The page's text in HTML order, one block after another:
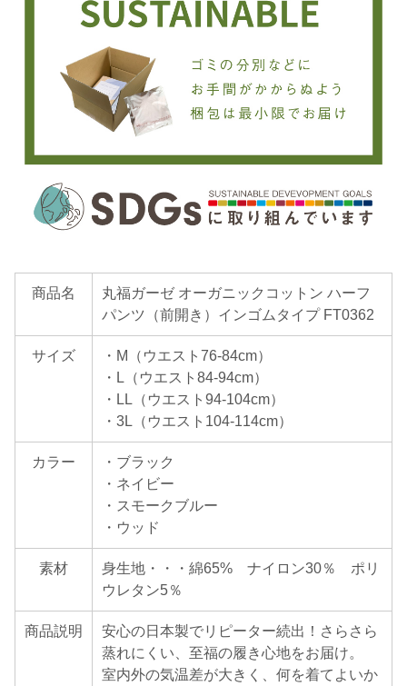
商品名
丸福ガーゼ オーガニックコットン ハーフ
パンツ（前開き）インゴムタイプ FT0362
サイズ
・M（ウエスト76-84cm）
・L（ウエスト84-94cm）
・LL（ウエスト94-104cm）
・3L（ウエスト104-114cm）
カラー
・ブラック
・ネイビー
・スモークブルー
・ウッド
素材
身生地・・・綿65% ナイロン30％ ポリ
ウレタン5％
商品説明
安心の日本製でリピーター続出！さらさら
蒸れにくい、至福の履き心地をお届け。
室内外の気温差が大きく、何を着てよいか